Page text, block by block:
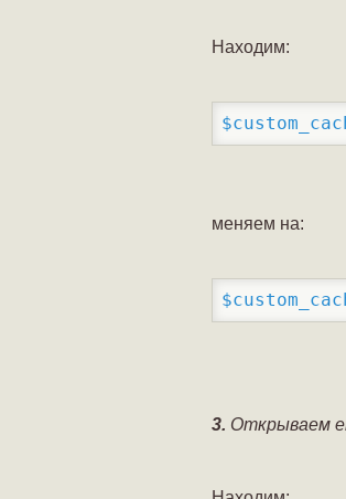
Находим:
меняем на:
3. Открываем